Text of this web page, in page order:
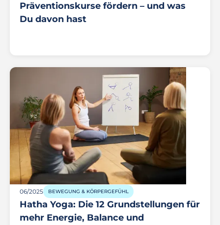
Präventionskurse fördern – und was
Du davon hast
06/2025 BEWEGUNG & KÖRPERGEFÜHL
Hatha Yoga: Die 12 Grundstellungen für
mehr Energie, Balance und